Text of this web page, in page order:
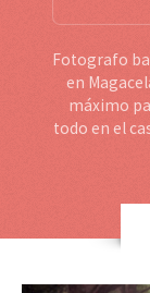
Fotografo
en
máximo
todo en el